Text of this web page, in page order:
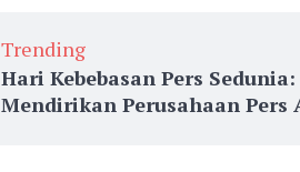
Trending
Hari Kebebasan Pers
Mendirikan Perusahaan Pers